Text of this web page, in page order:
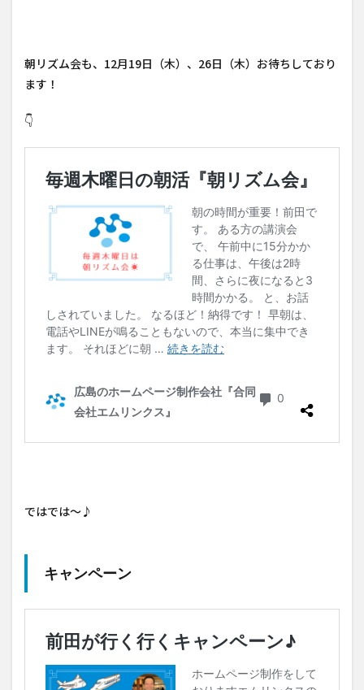
朝リズム会も、12月19日（木）、26日（木）お待ちしており
ます！
👇
ではでは～♪
キャンペーン